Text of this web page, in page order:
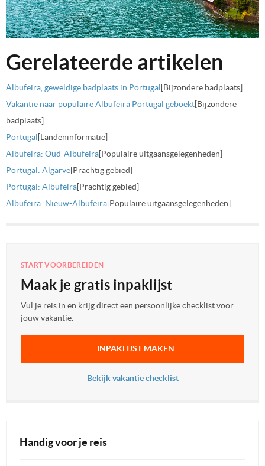
Gerelateerde artikelen
Albufeira, geweldige badplaats in Portugal[Bijzondere badplaats]
Vakantie naar populaire Albufeira Portugal geboekt[Bijzondere
badplaats]
Portugal[Landeninformatie]
Albufeira: Oud-Albufeira[Populaire uitgaansgelegenheden]
Portugal: Algarve[Prachtig gebied]
Portugal: Albufeira[Prachtig gebied]
Albufeira: Nieuw-Albufeira[Populaire uitgaansgelegenheden]
START VOORBEREIDEN
Maak je gratis inpaklijst
Vul je reis in en krijg direct een persoonlijke checklist voor
jouw vakantie.
INPAKLIJST MAKEN
Bekijk vakantie checklist
Handig voor je reis